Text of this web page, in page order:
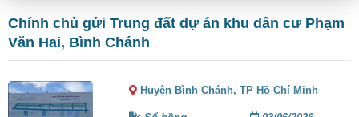
Chính chủ gửi Trung đất dự án khu dân cư Phạm
Văn Hai, Bình Chánh
Huyện Bình Chánh,TP Hồ Chí Minh